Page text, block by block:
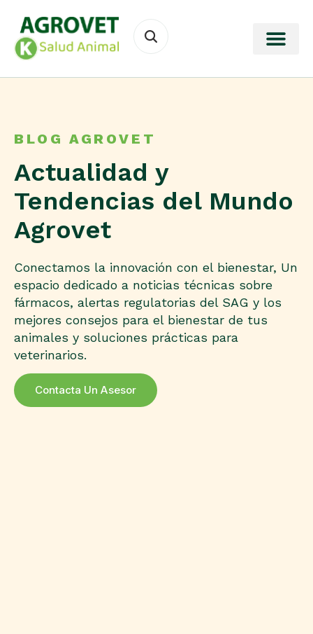
BLOG AGROVET
Actualidad y
Tendencias del Mundo
Agrovet
Conectamos la innovación con el bienestar, Un
espacio dedicado a noticias técnicas sobre
fármacos, alertas regulatorias del SAG y los
mejores consejos para el bienestar de tus
animales y soluciones prácticas para
veterinarios.
Contacta Un Asesor